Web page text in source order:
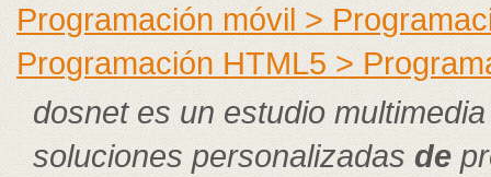
Programación móvil >
Programación HTML5 >
dosnet es un estudio
soluciones personalizadasde